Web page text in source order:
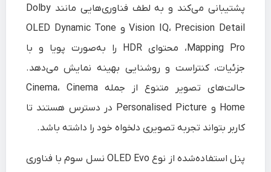
پشتیبانی می‌کند و به لطف فناوری‌هایی مانند Dolby
Vision IQ، Precision Detail و OLED Dynamic Tone
Mapping Pro، محتوای HDR را به‌صورت پویا و با
جزئیات، کنتراست و روشنایی بهینه نمایش می‌دهد.
حالت‌های تصویر متنوع از جمله Cinema، Cinema
Home و Personalised Picture در دسترس هستند تا
کاربر بتواند تجربه تصویری دلخواه خود را داشته باشد.
پنل استفاده‌شده از نوع OLED Evo نسل سوم با فناوری